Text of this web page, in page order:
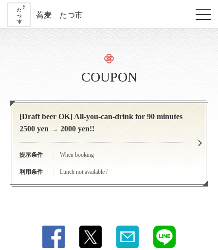
蕎麦 たつ市
COUPON
[Draft beer OK] All-you-can-drink for 90 minutes
2500 yen → 2000 yen!!
提示条件 When booking
利用条件 Lunch not available /
この店舗情報をシェアする